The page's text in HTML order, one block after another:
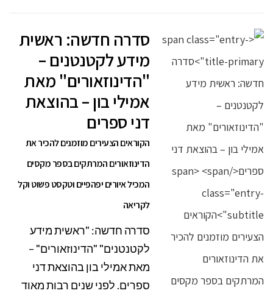
סדרה חדשה: ראשית
מידע לקטנטנים –
"הדינוזאורים" מאת
אמילי בון – בהוצאת
דני ספרים
הקוראים הצעירים מוזמנים להכיר את
הדינוזאורים המרתקים בספר מקסים
המכיל איורים יפהפיים וטקסט פשוט וקל
לקריאה
סדרה חדשה: "ראשית מידע
לקטנטנים" "הדינוזאורים" –
מאת אמילי בון בהוצאת דני
ספרים. לפני שנים רבות מאוד